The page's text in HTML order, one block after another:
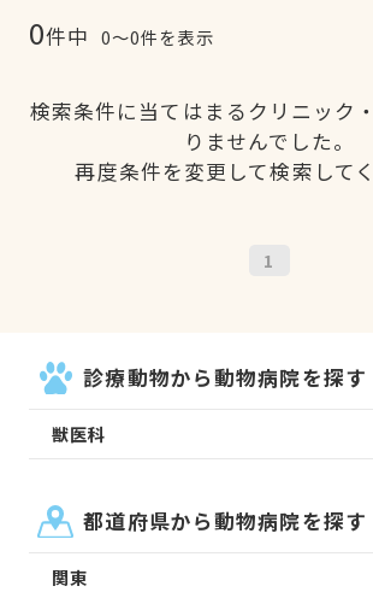
0件中 0〜0件を表示
検索条件に当てはまるクリニック
りませんでした。
再度条件を変更して検索してく
1
診療動物から動物病院を探す
獣医科
都道府県から動物病院を探す
関東